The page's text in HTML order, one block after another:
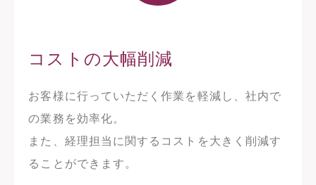
コストの大幅削減
お客様に行っていただく作業を軽減し、社内で
の業務を効率化。
また、経理担当に関するコストを大きく削減す
ることができます。